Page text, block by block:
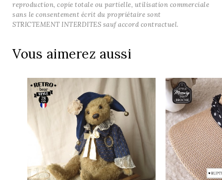
reproduction, copie totale ou partielle, utilisation commerciale
sans le consentement écrit du propriétaire sont
STRICTEMENT INTERDITES sauf accord contractuel.
Vous aimerez aussi